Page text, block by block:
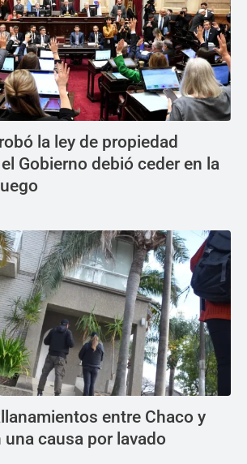
la ley de propiedad
Gobierno debió ceder en la
entre Chaco y
una causa por lavado